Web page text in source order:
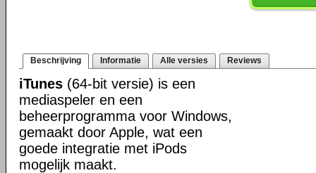
Beschrijving Informatie Alle versies Reviews
iTunes (64-bit versie) is een
mediaspeler en een
beheerprogramma voor Windows,
gemaakt door Apple, wat een
goede integratie met iPods
mogelijk maakt.